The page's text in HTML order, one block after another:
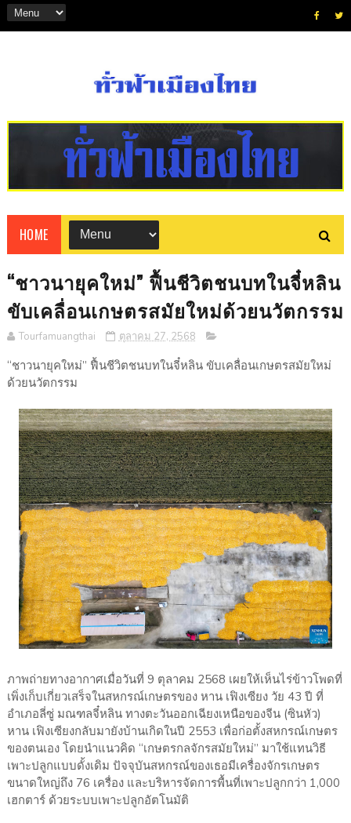
HOME
“ชาวนายุคใหม่” ฟื้นชีวิตชนบทในจี๋หลิน
ขับเคลื่อนเกษตรสมัยใหม่ด้วยนวัตกรรม
Tourfamuangthai ตุลาคม 27, 2568
“ชาวนายุคใหม่” ฟื้นชีวิตชนบทในจี๋หลิน ขับเคลื่อนเกษตรสมัยใหม่
ด้วยนวัตกรรม
ภาพถ่ายทางอากาศเมื่อวันที่ 9 ตุลาคม 2568 เผยให้เห็นไร่ข้าวโพดที่
เพิ่งเก็บเกี่ยวเสร็จในสหกรณ์เกษตรของ หาน เฟิงเซียง วัย 43 ปี ที่
อำเภอลี่ซู่ มณฑลจี๋หลิน ทางตะวันออกเฉียงเหนือของจีน (ซินหัว)
หาน เฟิงเซียงกลับมายังบ้านเกิดในปี 2553 เพื่อก่อตั้งสหกรณ์เกษตร
ของตนเอง โดยนำแนวคิด “เกษตรกลจักรสมัยใหม่” มาใช้แทนวิธี
เพาะปลูกแบบดั้งเดิม ปัจจุบันสหกรณ์ของเธอมีเครื่องจักรเกษตร
ขนาดใหญ่ถึง 76 เครื่อง และบริหารจัดการพื้นที่เพาะปลูกกว่า 1,000
เฮกตาร์ ด้วยระบบเพาะปลูกอัตโนมัติ